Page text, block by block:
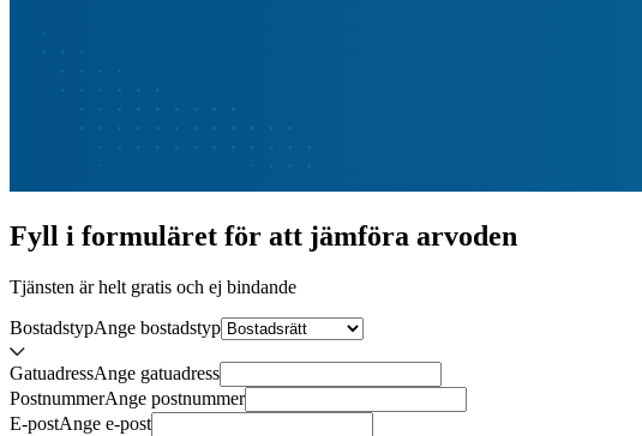
Fyll i formuläret för att jämföra arvoden
Tjänsten är helt gratis och ej bindande
BostadstypAnge bostadstyp
GatuadressAnge gatuadress
PostnummerAnge postnummer
E-postAnge e-post